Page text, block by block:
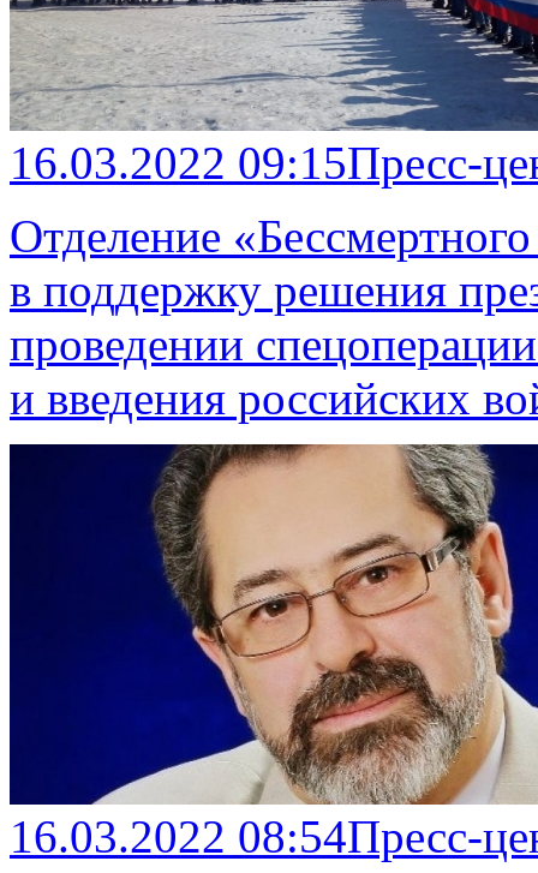
16.03.2022 09:15Пресс-
Отделение
в поддержку решения
проведении
и введения российских
16.03.2022 08:54Пресс-